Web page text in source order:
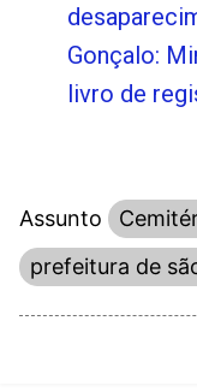
Gonçalo:
livro de
Assunto
prefeitura de